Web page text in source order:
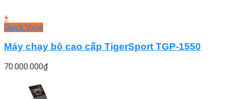
+
Quick View
Máy chạy bộ cao cấp TigerSport TGP-1550
70.000.000₫